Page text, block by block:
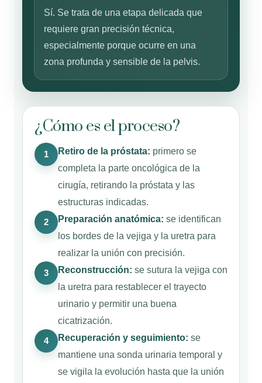
Sí. Se trata de una etapa delicada que
requiere gran precisión técnica,
especialmente porque ocurre en una
zona profunda y sensible de la pelvis.
¿Cómo es el proceso?
1 Retiro de la próstata: primero se
completa la parte oncológica de la
cirugía, retirando la próstata y las
estructuras indicadas.
2
Preparación anatómica: se identifican
los bordes de la vejiga y la uretra para
realizar la unión con precisión.
3
Reconstrucción: se sutura la vejiga con
la uretra para restablecer el trayecto
urinario y permitir una buena
cicatrización.
4
Recuperación y seguimiento: se
mantiene una sonda urinaria temporal y
se vigila la evolución hasta que la unión